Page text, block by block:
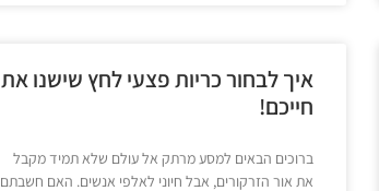
איך לבחור כריות פצעי לחץ שישנו את
חייכם!
ברוכים הבאים למסע מרתק אל עולם שלא תמיד מקבל
את אור הזרקורים, אבל חיוני לאלפי אנשים. האם חשבתם